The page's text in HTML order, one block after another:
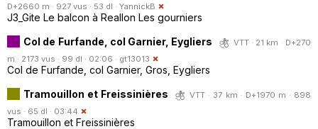
D+2660 m · 927 vus · 53 dl · YannickB
J3_Gite Le balcon à Reallon Les gourniers
Col de Furfande, col Garnier, Eygliers
VTT · 21 km · D+270
m · 2173 vus · 99 dl · 02:06 · gt13013
Col de Furfande, col Garnier, Gros, Eygliers
Tramouillon et Freissinières
VTT · 37 km · D+1970 m · 898
vus · 65 dl · 03:44
Tramouillon et Freissinières